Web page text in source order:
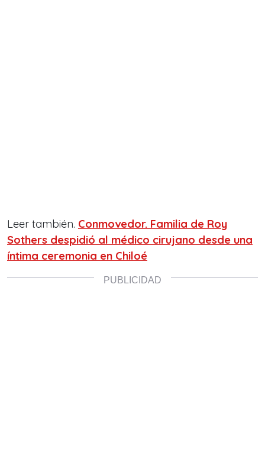
Leer también. Conmovedor. Familia de Roy
Sothers despidió al médico cirujano desde una
íntima ceremonia en Chiloé